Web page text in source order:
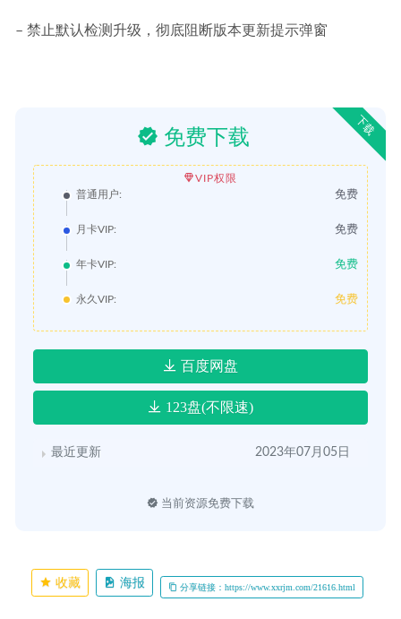
– 禁止默认检测升级，彻底阻断版本更新提示弹窗
下载
免费下载
VIP权限
普通用户:
免费
月卡VIP: 免费
年卡VIP: 免费
永久VIP: 免费
百度网盘
123盘(不限速)
最近更新 2023年07月05日
当前资源免费下载
收藏 海报 分享链接：https://www.xxrjm.com/21616.html